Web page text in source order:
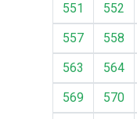
551
552
557
558
563
564
569
570